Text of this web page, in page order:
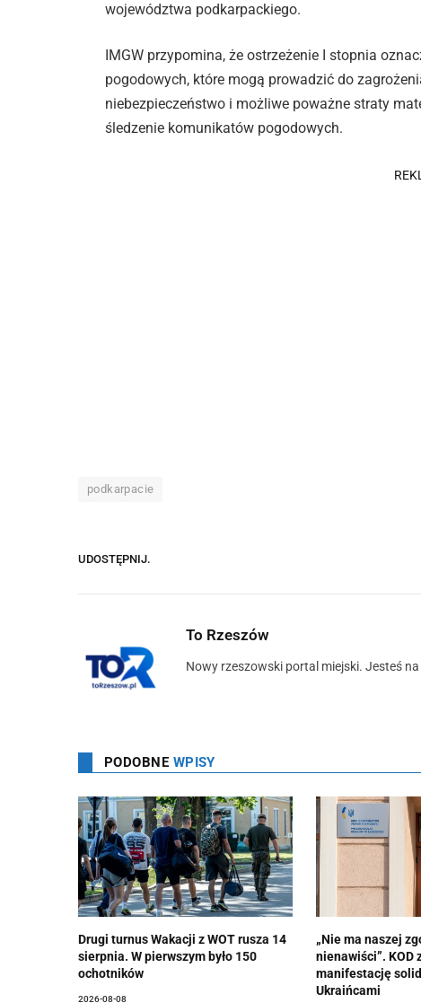
województwa podkarpackiego.
IMGW przypomina, że ostrzeżenie I stopnia
pogodowych, które mogą prowadzić do
niebezpieczeństwo i możliwe poważne straty
śledzenie komunikatów pogodowych.
podkarpacie
UDOSTĘPNIJ.
To Rzeszów
Nowy rzeszowski portal miejski. Jesteś
PODOBNE WPISY
Drugi turnus Wakacji z WOT rusza 14
sierpnia. W pierwszym było 150
ochotników
2026-08-08
„Nie ma naszej
nienawiści”. KOD
manifestację
Ukraińcami